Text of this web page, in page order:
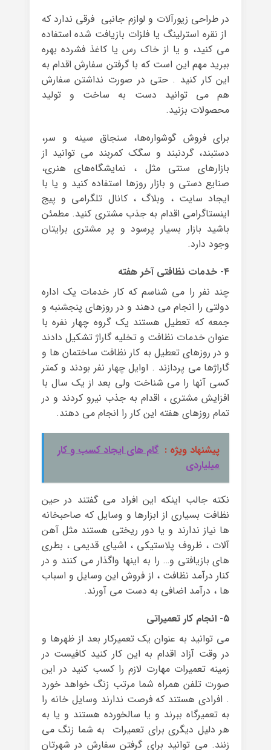
در طراحی زیورآلات و لوازم جانبی فرقی ندارد که
از نقره‌ استرلینگ یا فلزات بازیافت شده استفاده
می کنید، و یا از خاک رس یا کاغذ فشرده بهره
ببرید مهم این است که با گرفتن سفارش اقدام به
این کار کنید . حتی در صورت نداشتن سفارش
هم می توانید دست به ساخت و تولید
محصولات بزنید.
برای فروش گوشواره‌ها، سنجاق سینه و سر،
دستبند، گردنبند و سگک کمربند می توانید از
بازارهای سنتی مثل ، نمایشگاه‌های هنری،
صنایع دستی و بازار روزها استفاده کنید و یا با
ایجاد سایت ، وبلاگ ، کانال تلگرامی و پیج
اینستاگرامی اقدام به جذب مشتری کنید. مطمئن
باشید بازار بسیار پرسود و پر مشتری برایتان
وجود دارد.
۴- خدمات نظافتی آخر هفته
چند نفر را می شناسم که کار خدمات یک اداره
دولتی را انجام می دهند و در روزهای پنجشنبه و
جمعه که تعطیل هستند یک گروه چهار نفره با
عنوان خدمات نظافت و تخلیه گاراژ تشکیل دادند
و در روزهای تعطیل به کار نظافت ساختمان ها و
گاراژها می پردازند . اوایل چهار نفر بودند و کمتر
کسی آنها را می شناخت ولی بعد از یک سال با
افزایش مشتری ، اقدام به جذب نیرو کردند و در
تمام روزهای هفته این کار را انجام می دهند.
پیشنهاد ویژه : گام های ایجاد کسب و کار
میلیاردی
نکته جالب اینکه این افراد می گفتند در حین
نظافت بسیاری از ابزارها و وسایل که صاحبخانه
ها نیاز ندارند و یا دور ریختی هستند مثل آهن
آلات ، ظروف پلاستیکی ، اشیای قدیمی ، بطری
های بازیافتی و… را به اینها واگذار می کنند و در
کنار درآمد نظافت ، از فروش این وسایل و اسباب
ها ، درآمد اضافی به دست می آورند.
۵- انجام کار تعمیراتی
می توانید به عنوان یک تعمیرکار بعد از ظهرها و
در وقت آزاد اقدام به این کار کنید کافیست در
زمینه تعمیرات مهارت لازم را کسب کنید در این
صورت تلفن همراه شما مرتب زنگ خواهد خورد
. افرادی هستند که فرصت ندارند وسایل خانه را
به تعمیرگاه ببرند و یا سالخورده هستند و یا به
هر دلیل دیگری برای تعمیرات به شما زنگ می
زنند. می توانید برای گرفتن سفارش در شهرتان